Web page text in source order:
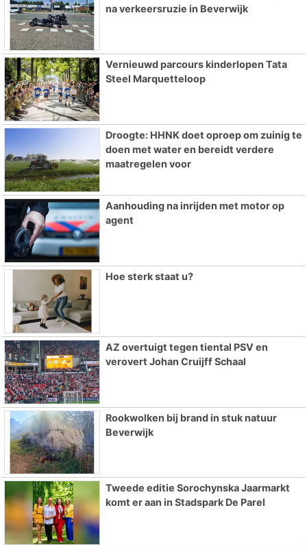
na verkeersruzie in Beverwijk
Vernieuwd parcours kinderlopen Tata
Steel Marquetteloop
Droogte: HHNK doet oproep om zuinig te
doen met water en bereidt verdere
maatregelen voor
Aanhouding na inrijden met motor op
agent
Hoe sterk staat u?
AZ overtuigt tegen tiental PSV en
verovert Johan Cruijff Schaal
Rookwolken bij brand in stuk natuur
Beverwijk
Tweede editie Sorochynska Jaarmarkt
komt er aan in Stadspark De Parel